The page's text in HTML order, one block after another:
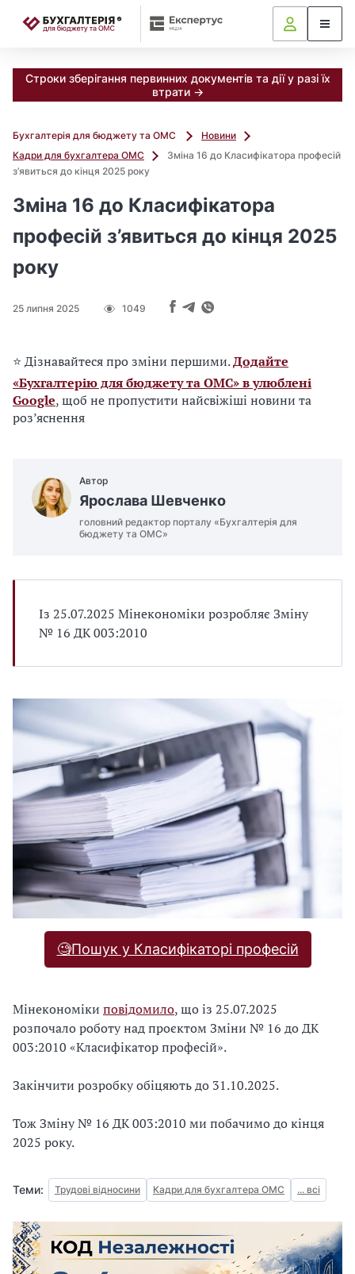
Строки зберігання первинних документів та дії у разі їх
втрати →
Бухгалтерія для бюджету та ОМС
Новини
Кадри для бухгалтера ОМС
Зміна 16 до Класифікатора професій
з’явиться до кінця 2025 року
Зміна 16 до Класифікатора
професій з’явиться до кінця 2025
року
25 липня 2025 1049
⭐ Дізнавайтеся про зміни першими.Додайте
«Бухгалтерію для бюджету та ОМС» в улюблені
Google, щоб не пропустити найсвіжіші новини та
роз’яснення
Автор
Ярослава Шевченко
головний редактор порталу «Бухгалтерія для
бюджету та ОМС»
Із 25.07.2025 Мінекономіки розробляє Зміну
№ 16 ДК 003:2010
🧐Пошук у Класифікаторі професій
Мінекономіки повідомило, що із 25.07.2025
розпочало роботу над проєктом Зміни № 16 до ДК
003:2010 «Класифікатор професій».
Закінчити розробку обіцяють до 31.10.2025.
Тож Зміну № 16 ДК 003:2010 ми побачимо до кінця
2025 року.
Теми: Трудові відносини Кадри для бухгалтера ОМС ... всі